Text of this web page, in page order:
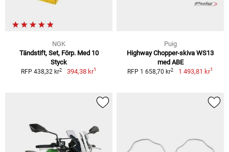
NGK
Tändstift, Set, Förp. Med 10
Styck
RFP 438,32 kr2 394,38 kr1
Puig
Highway Chopper-skiva WS13
med ABE
RFP 1 658,70 kr2 1 493,81 kr1